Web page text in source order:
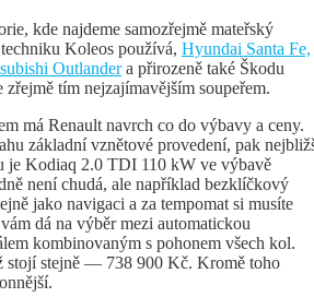
kde najdeme samozřejmě mateřský
Koleos používá, Hyundai Santa Fe,
Outlandera přirozeně také Škodu
zřejmě tím nejzajímavějším soupeřem.
má Renault navrch co do výbavy a ceny.
základní vznětové provedení, pak
je Kodiaq 2.0 TDI 110 kW ve výbavě
není chudá, ale například bezklíčkový
jako navigaci a za tempomat si musíte
dá na výběr mezi automatickou
kombinovaným s pohonem všech kol.
stojí stejně — 738 900 Kč. Kromě toho